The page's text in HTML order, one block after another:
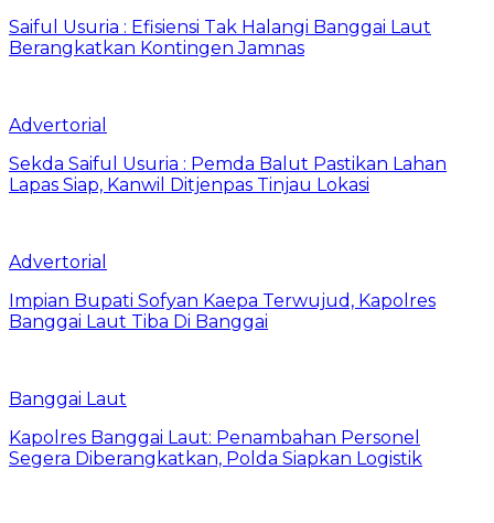
Saiful Usuria : Efisiensi Tak Halangi Banggai Laut
Berangkatkan Kontingen Jamnas
Advertorial
Sekda Saiful Usuria : Pemda Balut Pastikan Lahan
Lapas Siap, Kanwil Ditjenpas Tinjau Lokasi
Advertorial
Impian Bupati Sofyan Kaepa Terwujud, Kapolres
Banggai Laut Tiba Di Banggai
Banggai Laut
Kapolres Banggai Laut: Penambahan Personel
Segera Diberangkatkan, Polda Siapkan Logistik